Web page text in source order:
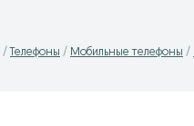
Телефоны Мобильные телефоны